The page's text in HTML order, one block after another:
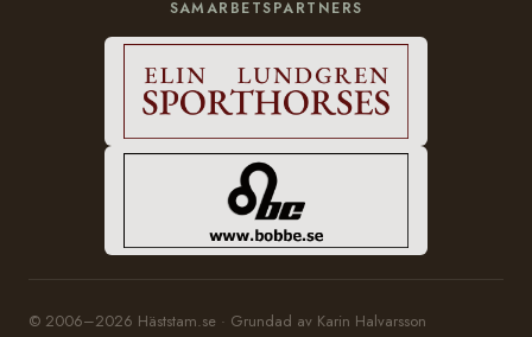
SAMARBETSPARTNERS
© 2006–2026 Häststam.se · Grundad av Karin Halvarsson